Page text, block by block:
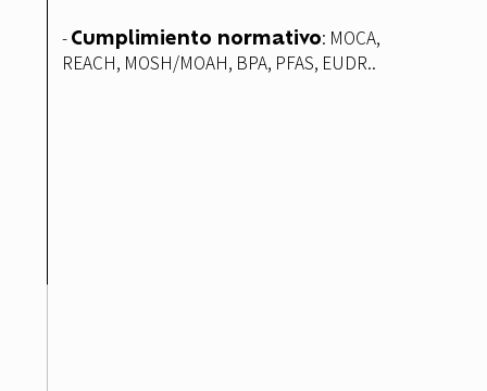
-Cumplimiento normativo: MOCA,
REACH, MOSH/MOAH, BPA, PFAS, EUDR..